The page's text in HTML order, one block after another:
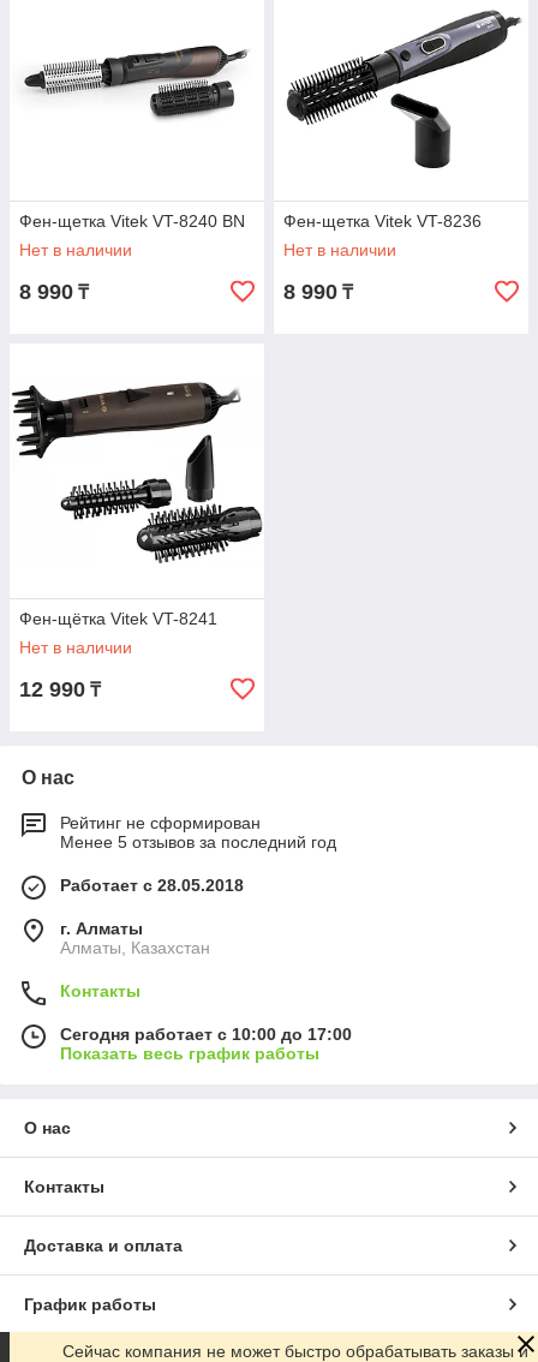
Фен-щетка Vitek VT-8240 BN
Нет в наличии
8 990 ₸
Фен-щетка Vitek VT-8236
Нет в наличии
8 990 ₸
Фен-щётка Vitek VT-8241
Нет в наличии
12 990 ₸
О нас
Рейтинг не сформирован
Менее 5 отзывов за последний год
Работает с 28.05.2018
г. Алматы
Алматы, Казахстан
Контакты
Сегодня работает с 10:00 до 17:00
Показать весь график работы
О нас
Контакты
Доставка и оплата
График работы
Сейчас компания не может быстро обрабатывать заказы и